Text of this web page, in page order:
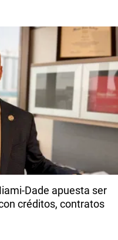
Dade apuesta ser
créditos, contratos